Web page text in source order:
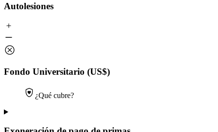
Autolesiones
Fondo Universitario (US$)
¿Qué cubre?